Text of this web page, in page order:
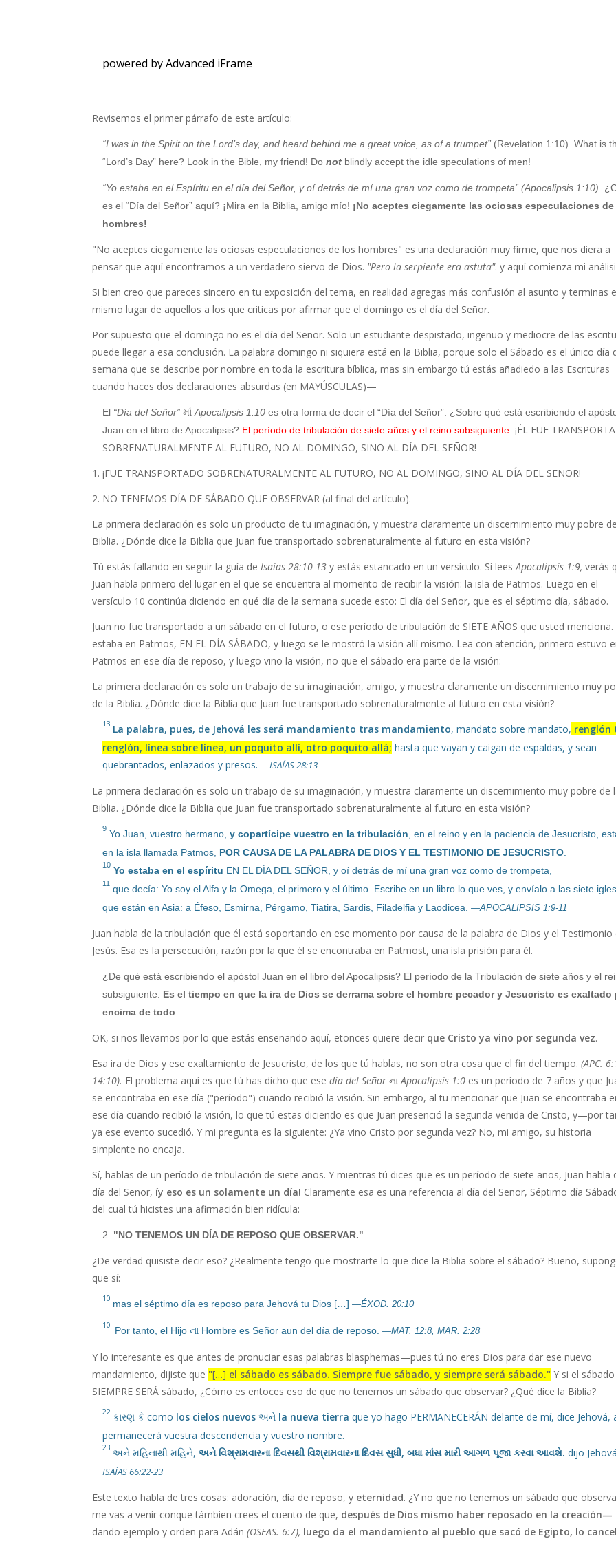
powered by Advanced iFrame
Revisemos el primer párrafo de este artículo:
“I was in the Spirit on the Lord’s day, and heard behind me a great voice, as of a trumpet” (Revelation 1:10). What is
“Lord’s Day” here? Look in the Bible, my friend! Donot blindly accept the idle speculations of men!
“Yo estaba en el Espíritu en el día del Señor, y oí detrás de mí una gran voz como de trompeta” (Apocalipsis 1:10).
es el “Día del Señor” aquí? ¡Mira en la Biblia, amigo mío! ¡No aceptes ciegamente las ociosas especulaciones
hombres!
"No aceptes ciegamente las ociosas especulaciones de los hombres" es una declaración muy firme, que nos diera a
pensar que aquí encontramos a un verdadero siervo de Dios. "Pero la serpiente era astuta". y aquí comienza mi
Si bien creo que pareces sincero en tu exposición del tema, en realidad agregas más confusión al asunto y terminas
mismo lugar de aquellos a los que criticas por afirmar que el domingo es el día del Señor.
Por supuesto que el domingo no es el día del Señor. Solo un estudiante despistado, ingenuo y mediocre de las
puede llegar a esa conclusión. La palabra domingo ni siquiera está en la Biblia, porque solo el Sábado es el único día
semana que se describe por nombre en toda la escritura bíblica, mas sin embargo tú estás añadiedo a las Escrituras
cuando haces dos declaraciones absurdas (en MAYÚSCULAS)—
El “Día del Señor” માં Apocalipsis 1:10 es otra forma de decir el “Día del Señor”. ¿Sobre qué está escribiendo el
Juan en el libro de Apocalipsis? El período de tribulación de siete años y el reino subsiguiente .¡ÉL FUE
SOBRENATURALMENTE AL FUTURO, NO AL DOMINGO, SINO AL DÍA DEL SEÑOR!
1. ¡FUE TRANSPORTADO SOBRENATURALMENTE AL FUTURO, NO AL DOMINGO, SINO AL DÍA DEL SEÑOR!
2. NO TENEMOS DÍA DE SÁBADO QUE OBSERVAR (al final del artículo).
La primera declaración es solo un producto de tu imaginación, y muestra claramente un discernimiento muy pobre
Biblia. ¿Dónde dice la Biblia que Juan fue transportado sobrenaturalmente al futuro en esta visión?
Tú estás fallando en seguir la guía de Isaías 28:10-13 y estás estancado en un versículo. Si lees Apocalipsis 1:9, verás
Juan habla primero del lugar en el que se encuentra al momento de recibir la visión: la isla de Patmos. Luego en el
versículo 10 continúa diciendo en qué día de la semana sucede esto: El día del Señor, que es el séptimo día, sábado.
Juan no fue transportado a un sábado en el futuro, o ese período de tribulación de SIETE AÑOS que usted menciona.
estaba en Patmos, EN EL DÍA SÁBADO, y luego se le mostró la visión allí mismo. Lea con atención, primero estuvo
Patmos en ese día de reposo, y luego vino la visión, no que el sábado era parte de la visión:
La primera declaración es solo un trabajo de su imaginación, amigo, y muestra claramente un discernimiento muy
de la Biblia. ¿Dónde dice la Biblia que Juan fue transportado sobrenaturalmente al futuro en esta visión?
13 La palabra, pues, de Jehová les será mandamiento tras mandamiento, mandato sobre mandato, renglón
renglón, línea sobre línea, un poquito allí, otro poquito allá; hasta que vayan y caigan de espaldas, y sean
quebrantados, enlazados y presos.—ISAÍAS 28:13
La primera declaración es solo un trabajo de su imaginación, y muestra claramente un discernimiento muy pobre de
Biblia. ¿Dónde dice la Biblia que Juan fue transportado sobrenaturalmente al futuro en esta visión?
9 Yo Juan, vuestro hermano,y copartícipe vuestro en la tribulación , en el reino y en la paciencia de Jesucristo,
en la isla llamada Patmos, POR CAUSA DE LA PALABRA DE DIOS Y EL TESTIMONIO DE JESUCRISTO
10 Yo estaba en el espíritu EN EL DÍA DEL SEÑOR, y oí detrás de mí una gran voz como de trompeta,
11 que decía: Yo soy el Alfa y la Omega, el primero y el último. Escribe en un libro lo que ves, y envíalo a las siete
que están en Asia: a Éfeso, Esmirna, Pérgamo, Tiatira, Sardis, Filadelfia y Laodicea. —APOCALIPSIS 1:9-11
Juan habla de la tribulación que él está soportando en ese momento por causa de la palabra de Dios y el Testimonio
Jesús. Esa es la persecución, razón por la que él se encontraba en Patmost, una isla prisión para él.
¿De qué está escribiendo el apóstol Juan en el libro del Apocalipsis? El período de la Tribulación de siete años y el
subsiguiente. Es el tiempo en que la ira de Dios se derrama sobre el hombre pecador y Jesucristo es exaltado
encima de todo
OK, si nos llevamos por lo que estás enseñando aquí, etonces quiere decir que Cristo ya vino por segunda vez.
Esa ira de Dios y ese exaltamiento de Jesucristo, de los que tú hablas, no son otra cosa que el fin del tiempo.(APC.
14:10). El problema aquí es que tú has dicho que ese día del Señor નાApocalipsis 1:0 es un período de 7 años y que
se encontraba en ese día ("período") cuando recibió la visión. Sin embargo, al tu mencionar que Juan se encontraba
ese día cuando recibió la visión, lo que tú estas diciendo es que Juan presenció la segunda venida de Cristo, y—por
ya ese evento sucedió. Y mi pregunta es la siguiente: ¿Ya vino Cristo por segunda vez? No, mi amigo, su historia
simplente no encaja.
Sí, hablas de un período de tribulación de siete años. Y mientras tú dices que es un período de siete años, Juan habla
día del Señor, íy eso es un solamente un día! Claramente esa es una referencia al día del Señor, Séptimo día
del cual tú hicistes una afirmación bien ridícula:
2. "NO TENEMOS UN DÍA DE REPOSO QUE OBSERVAR."
¿De verdad quisiste decir eso? ¿Realmente tengo que mostrarte lo que dice la Biblia sobre el sábado? Bueno,
que sí:
10 mas el séptimo día es reposo para Jehová tu Dios […]—ÉXOD. 20:10
10 Por tanto, el Hijoના Hombre es Señor aun del día de reposo.—MAT. 12:8, MAR. 2:28
Y lo interesante es que antes de pronuciar esas palabras blasphemas—pues tú no eres Dios para dar ese nuevo
mandamiento, dijiste que "[…] el sábado es sábado. Siempre fue sábado, y siempre será sábado." Y si el sábado
SIEMPRE SERÁ sábado, ¿Cómo es entoces eso de que no tenemos un sábado que observar? ¿Qué dice la Biblia?
22 કારણ કે como los cielos nuevosઅને la nueva tierra que yo hago PERMANECERÁN delante de mí, dice Jehová,
permanecerá vuestra descendencia y vuestro nombre.
23 અને મહિનાથી મહિને,અને વિશ્રામવારના દિવસથી વિશ્રામવારના દિવસ સુધી, બધા માંસ મારી આગળ પૂજા કરવા આવશે. dijo
ISAÍAS 66:22-23
Este texto habla de tres cosas: adoración, día de reposo, y eternidad. ¿Y no que no tenemos un sábado que
me vas a venir conque támbien crees el cuento de que, después de Dios mismo haber reposado en la creación—
dando ejemplo y orden para Adán (OSEAS. 6:7), luego da el mandamiento al pueblo que sacó de Egipto, lo